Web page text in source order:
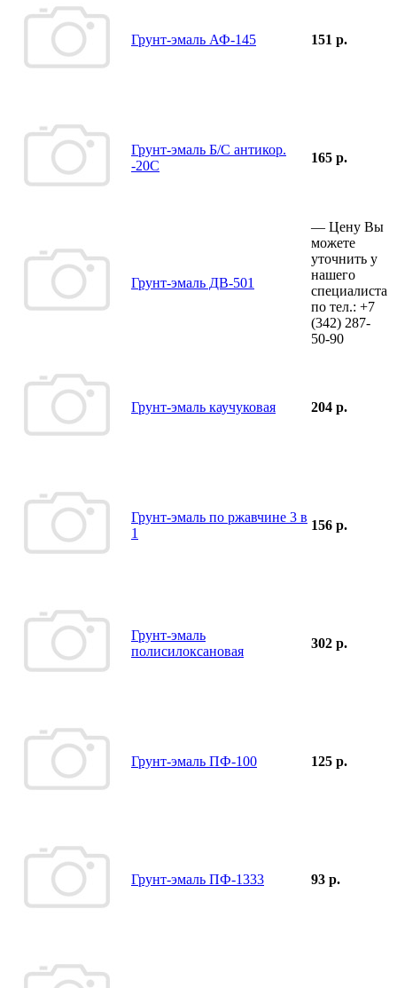
Грунт-эмаль АФ-145 151 р.
Грунт-эмаль Б/С антикор.
-20С
165 р.
Грунт-эмаль ДВ-501
— Цену Вы
можете
уточнить у
нашего
специалиста
по тел.: +7
(342) 287-
50-90
Грунт-эмаль каучуковая 204 р.
Грунт-эмаль по ржавчине 3 в
1
156 р.
Грунт-эмаль
полисилоксановая
302 р.
Грунт-эмаль ПФ-100 125 р.
Грунт-эмаль ПФ-1333 93 р.